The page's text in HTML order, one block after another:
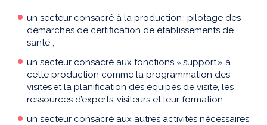
un secteur consacré à la production : pilotage des
démarches de certification de établissements de
santé ;
un secteur consacré aux fonctions « support » à
cette production comme la programmation des
visites et la planification des équipes de visite, les
ressources d’experts-visiteurs et leur formation ;
un secteur consacré aux autres activités nécessaires